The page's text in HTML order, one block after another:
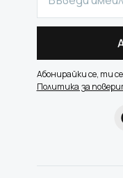
Абонирайки се, ти
Политика за